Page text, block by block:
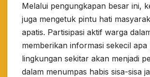
​Melalui pengungkapan besar ini,
juga mengetuk pintu hati
apatis. Partisipasi aktif warga
memberikan informasi sekecil apa
lingkungan sekitar akan menjadi
dalam menumpas habis sisa-sisa